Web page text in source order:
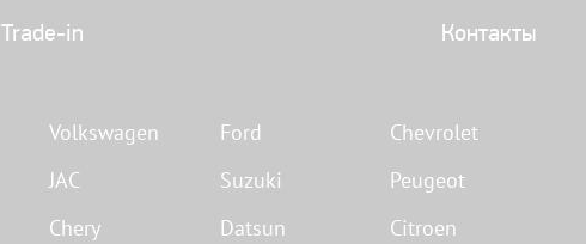
Trade-in Контакты
Volkswagen Ford
Chevrolet
JAC Suzuki
Peugeot
Chery Datsun
Citroen